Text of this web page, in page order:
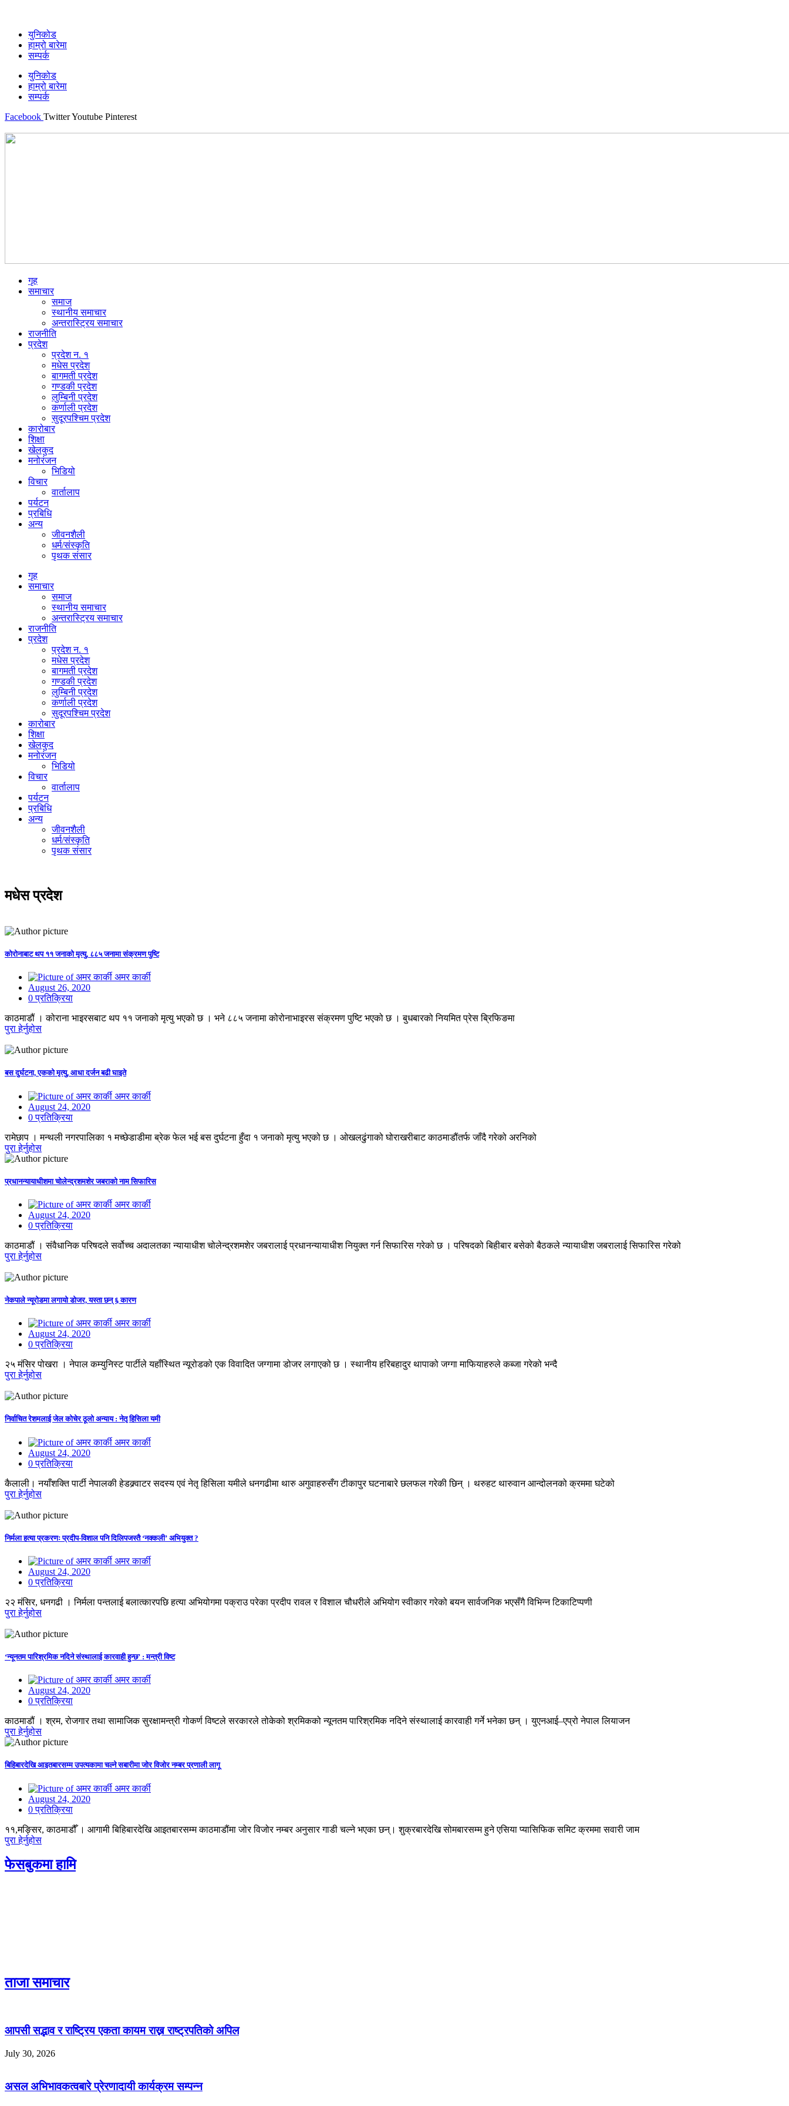
युनिकोड
हाम्रो बारेमा
सम्पर्क
युनिकोड
हाम्रो बारेमा
सम्पर्क
Facebook TwitterYoutube Pinterest
गृह
समाचार
समाज
स्थानीय समाचार
अन्तरास्ट्रिय समाचार
राजनीति
प्रदेश
प्रदेश न. १
मधेस प्रदेश
बागमती प्रदेश
गण्डकी प्रदेश
लुम्बिनी प्रदेश
कर्णाली प्रदेश
सुदूरपश्चिम प्रदेश
कारोबार
शिक्षा
खेलकुद
मनोरंजन
भिडियो
विचार
वार्तालाप
पर्यटन
प्रबिधि
अन्य
जीवनशैली
धर्म/संस्कृति
पृथक संसार
गृह
समाचार
समाज
स्थानीय समाचार
अन्तरास्ट्रिय समाचार
राजनीति
प्रदेश
प्रदेश न. १
मधेस प्रदेश
बागमती प्रदेश
गण्डकी प्रदेश
लुम्बिनी प्रदेश
कर्णाली प्रदेश
सुदूरपश्चिम प्रदेश
कारोबार
शिक्षा
खेलकुद
मनोरंजन
भिडियो
विचार
वार्तालाप
पर्यटन
प्रबिधि
अन्य
जीवनशैली
धर्म/संस्कृति
पृथक संसार
मधेस प्रदेश
कोरोनाबाट थप ११ जनाको मृत्यु, ८८५ जनामा संक्रमण पुष्टि
अमर कार्की
August 26, 2020
0 प्रतिक्रिया
काठमाडौं । कोराना भाइरसबाट थप ११ जनाको मृत्यु भएको छ । भने ८८५ जनामा कोरोनाभाइरस संक्रमण पुष्टि भएको छ । बुधबारको नियमित प्रेस ब्रिफिङमा
पुरा हेर्नुहोस
बस दुर्घटना, एकको मृत्यु, आधा दर्जन बढी घाइते
अमर कार्की
August 24, 2020
0 प्रतिक्रिया
रामेछाप । मन्थली नगरपालिका १ मच्छेडाडीमा ब्रेक फेल भई बस दुर्घटना हुँदा १ जनाको मृत्यु भएको छ । ओखलढुंगाको घोराखरीबाट काठमाडौंतर्फ जाँदै गरेको अरनिको
पुरा हेर्नुहोस
प्रधानन्यायाधीशमा चोलेन्द्रशमशेर जबराको नाम सिफारिस
अमर कार्की
August 24, 2020
0 प्रतिक्रिया
काठमाडौं । संवैधानिक परिषदले सर्वोच्च अदालतका न्यायाधीश चोलेन्द्रशमशेर जबरालाई प्रधानन्यायाधीश नियुक्त गर्न सिफारिस गरेको छ । परिषदको बिहीबार बसेको बैठकले न्यायाधीश जबरालाई सिफारिस गरेको
पुरा हेर्नुहोस
नेकपाले न्यूरोडमा लगायो डोजर, यस्ता छन् ६ कारण
अमर कार्की
August 24, 2020
0 प्रतिक्रिया
२५ मंसिर पोखरा । नेपाल कम्युनिस्ट पार्टीले यहाँस्थित न्यूरोडको एक विवादित जग्गामा डोजर लगाएको छ । स्थानीय हरिबहादुर थापाको जग्गा माफियाहरुले कब्जा गरेको भन्दै
पुरा हेर्नुहोस
निर्वाचित रेशमलाई जेल कोचेर ठूलो अन्याय : नेतृ हिसिला यमी
अमर कार्की
August 24, 2020
0 प्रतिक्रिया
कैलाली। नयाँशक्ति पार्टी नेपालकी हेडक्र्वाटर सदस्य एवं नेतृ हिसिला यमीले धनगढीमा थारु अगुवाहरुसँग टीकापुर घटनाबारे छलफल गरेकी छिन् । थरुहट थारुवान आन्दोलनको क्रममा घटेको
पुरा हेर्नुहोस
निर्मला हत्या प्रकरणः प्रदीप-विशाल पनि दिलिपजस्तै ‘नक्कली’ अभियुक्त ?
अमर कार्की
August 24, 2020
0 प्रतिक्रिया
२२ मंसिर, धनगढी । निर्मला पन्तलाई बलात्कारपछि हत्या अभियोगमा पक्राउ परेका प्रदीप रावल र विशाल चौधरीले अभियोग स्वीकार गरेको बयन सार्वजनिक भएसँगै विभिन्न टिकाटिप्पणी
पुरा हेर्नुहोस
‘न्यूनतम पारिश्रमिक नदिने संस्थालाई कारवाही हुन्छ’ : मन्त्री विष्ट
अमर कार्की
August 24, 2020
0 प्रतिक्रिया
काठमाडौं । श्रम, रोजगार तथा सामाजिक सुरक्षामन्त्री गोकर्ण विष्टले सरकारले तोकेको श्रमिकको न्यूनतम पारिश्रमिक नदिने संस्थालाई कारवाही गर्ने भनेका छन् । युएनआई–एप्रो नेपाल लियाजन
पुरा हेर्नुहोस
बिहिबारदेखि आइतबारसम्म उपत्यकामा चल्ने सबारीमा जोर विजोर नम्बर प्रणाली लागू
अमर कार्की
August 24, 2020
0 प्रतिक्रिया
११,मङ्सिर, काठमाडौँ । आगामी बिहिबारदेखि आइतबारसम्म काठमाडौंमा जोर विजोर नम्बर अनुसार गाडी चल्ने भएका छन्। शुक्रबारदेखि सोमबारसम्म हुने एसिया प्यासिफिक समिट क्रममा सवारी जाम
पुरा हेर्नुहोस
फेसबुकमा हामि
ताजा समाचार
आपसी सद्भाव र राष्ट्रिय एकता कायम राख्न राष्ट्रपतिको अपिल
July 30, 2026
असल अभिभावकत्वबारे प्रेरणादायी कार्यक्रम सम्पन्न